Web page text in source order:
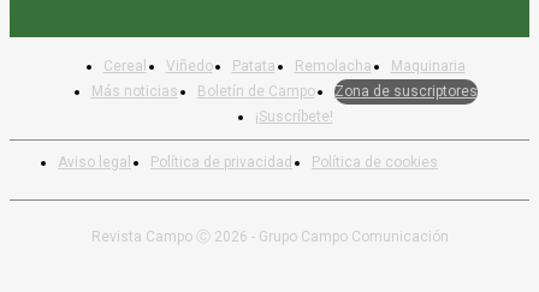
Aviso legal Política de privacidad Política de cookies
Cereal Viñedo Patata Remolacha
Maquinaria
Más noticias
Boletín de Campo
Zona de suscriptores
¡Suscríbete!
Revista Campo Ⓒ 2026 - Grupo Campo Comunicación